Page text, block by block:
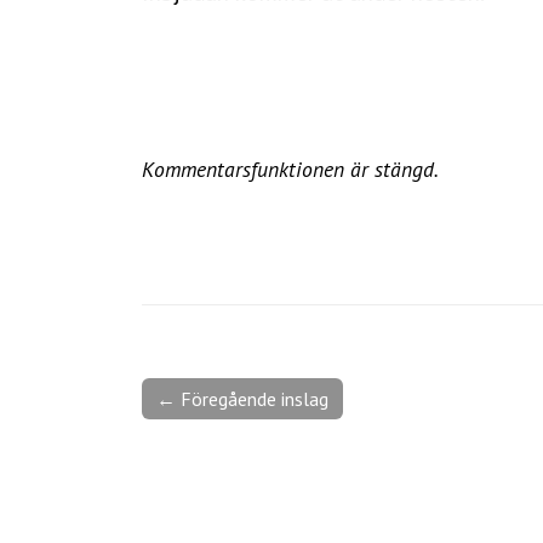
Kommentarsfunktionen är stängd.
← Föregående inslag